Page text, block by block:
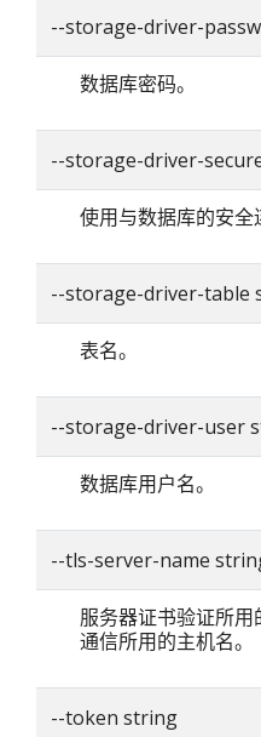
--storage-driver-
数据库密码。
--storage-driver-
使用与数据库的安全
--storage-driver-
表名。
--storage-driver-
数据库用户名。
--tls-server-name
服务器证书验证所
通信所用的主机名。
--token string